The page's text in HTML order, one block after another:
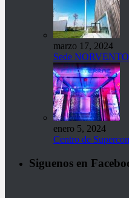
marzo 17, 2024
Sede
enero 5, 2024
Centro de
Siguenos en